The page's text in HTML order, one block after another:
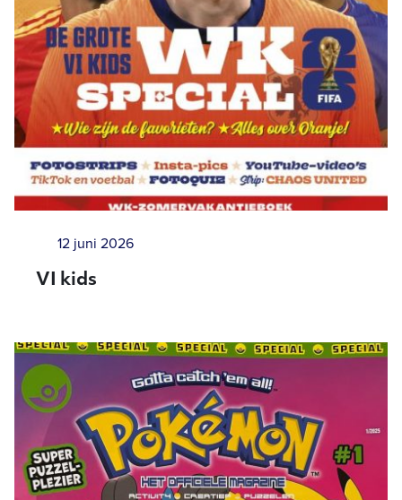
12 juni 2026
VI kids